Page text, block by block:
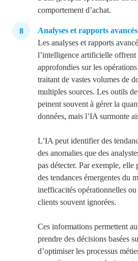
comportement d’achat.
Analyses et rapports avancés
Les analyses et rapports
l’intelligence artificielle offrent
approfondies sur les
traitant de vastes volumes de
multiples sources. Les outils
peinent souvent à gérer la
données, mais l’IA surmonte
L’IA peut identifier des
des anomalies que des
pas détecter. Par exemple, elle
des tendances émergentes du
inefficacités opérationnelles
clients souvent ignorées.
Ces informations permettent
prendre des décisions basées
d’optimiser les processus